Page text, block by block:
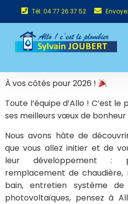
Tél: 04 77 26 37 52
À vos côtés pour 2026 !
Toute l’équipe d’Allo ! C’est
ses meilleurs vœux de bonheur
Nous avons hâte de
que vous allez initier et de
leur développement :
remplacement de
bain, entretien système de
photovoltaïques, pensez à